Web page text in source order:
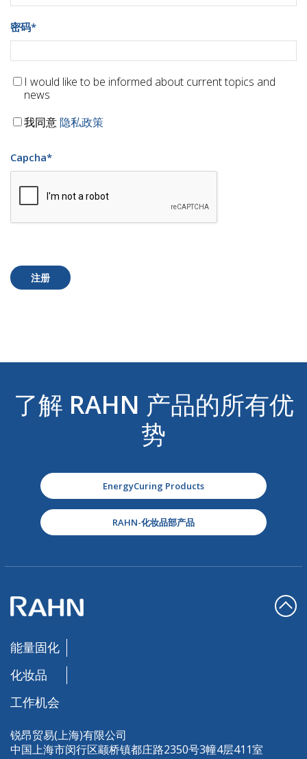
密码*
I would like to be informed about current topics and
news
我同意隐私政策
Capcha*
注册
了解 RAHN 产品的所有优
势
EnergyCuring Products
RAHN-化妆品部产品
锐昂贸易(上海)有限公司
中国上海市闵行区颛桥镇都庄路2350号3幢4层411室
能量固化
化妆品
工作机会